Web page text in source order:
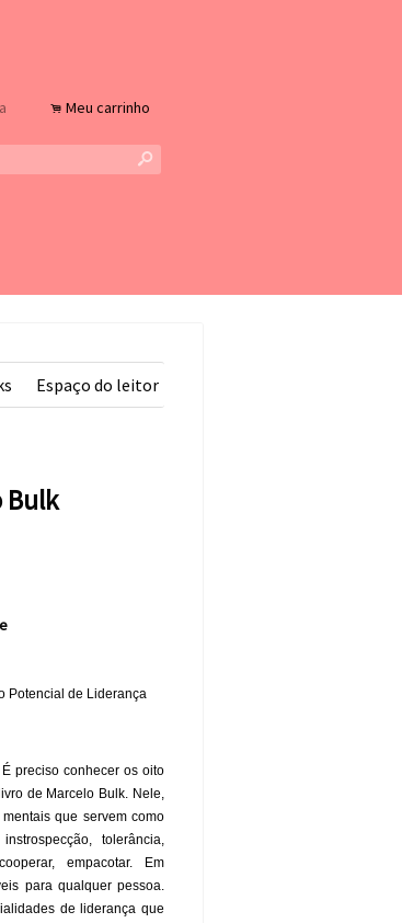
. Meu carrinho
s
Espaço do leitor
Bulk
Potencial de Liderança
preciso conhecer os oito
de Marcelo Bulk. Nele,
que servem como
tolerância,
empacotar. Em
para qualquer pessoa.
de liderança que